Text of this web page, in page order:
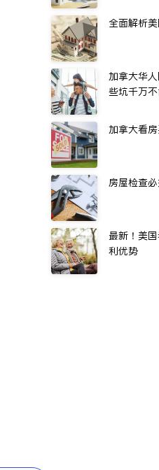
全面解析
加拿大华
些坑千万
加拿大看
房屋检查
最新！美
利优势